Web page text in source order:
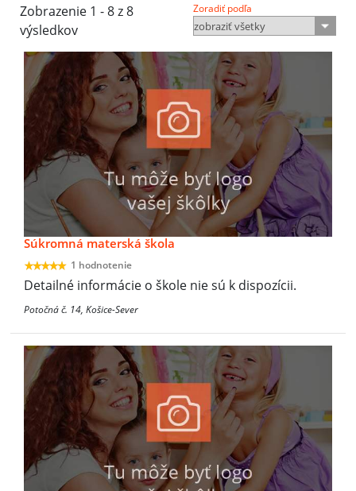
Zobrazenie 1 - 8 z 8
výsledkov
Zoradiť podľa
Súkromná materská škola
1 hodnotenie
Detailné informácie o škole nie sú k dispozícii.
Potočná č. 14, Košice-Sever